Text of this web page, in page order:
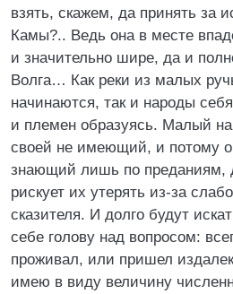
взять, скажем, да принять за
Камы?.. Ведь она в месте
и значительно шире, да и
Волга… Как реки из малых
начинаются, так и народы
и племен образуясь. Малый
своей не имеющий, и потому
знающий лишь по преданиям,
рискует их утерять из-за
сказителя. И долго будут
себе голову над вопросом:
проживал, или пришел
имею в виду величину